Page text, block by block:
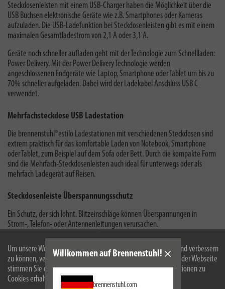
Um unsere Webseite für Sie optimal zu gestalten und fortlaufend verbessern
zu können, verwenden wir Cookies. Durch die weitere Nutzung der Webseite
stimmen Sie der Verwendung von Cookies zu. Weitere Informationen zu
Cookies erhalten Sie in unserer
Willkommen auf Brennenstuhl!
brennenstuhl.com
Steckdosenleisten mit einem USB-Charger haben die Möglichkeit über die
USB Buchsen elektronische Geräte wie z.B. Smartphones oder Kameras
aufzuladen. Die USB-Ladefunktion bei Steckdosenleisten gibt es mit einem
maximalen Gesamtladestrom von 2,1 A oder 3,1 A.
Geräte noch schneller aufladen geht mit der Technologie zum Schnellladen:
Power Delivery. Mit der Power Delivery Technologie werden
angeschlossenen Endgeräte wie Laptop, Smartphone oder Tablet um bis zu
70% schneller aufgeladen. Dabei wird der Ladekabel Anschluss USB C
verwendet.
Mehrfachsteckdose USB Ladestation
Die brennenstuhl®estilo Ladestationen mit verschiedenen Steckdosen sind
extrem praktisch für das komfortable Laden von Notebook, Smartphone
oder Tablet, zum Beispiel auf dem Sofa oder Bett. Durch die kompakte Form
sind die Mehrfach-Steckdosenleisten auch ideal für unterwegs oder als
mehrfach Ladegerät auf Reisen.
Steckdosenleiste Überspannungsschutz
Ein Schutz, der sich lohnt. Blitzeinschläge können Überspannungen in
Strom-, Telefon- oder Antennenleitungen verursachen.
Spannungsspitzen reduzieren, sodass die angeschlossenen Geräte nicht
beschädigt werden. Vermeiden Sie durch Überspannungsschutzprodukte
Schäden an Ihren Elektrogeräten!